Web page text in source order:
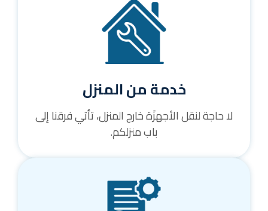
خدمة من المنزل
لا حاجة لنقل الأجهزَة خارج المنزل، تأتي فرقنا إلى
باب منزلكم.